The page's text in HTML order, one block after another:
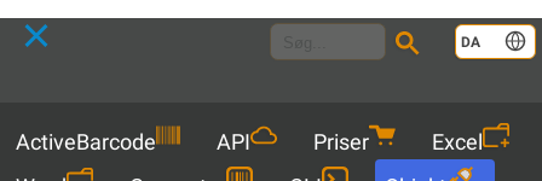
DA
ActiveBarcode API Priser
Excel